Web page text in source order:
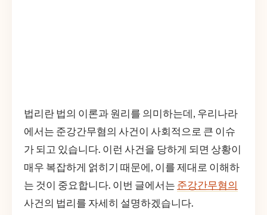
법리란 법의 이론과 원리를 의미하는데, 우리나라
에서는 준강간무혐의 사건이 사회적으로 큰 이슈
가 되고 있습니다. 이런 사건을 당하게 되면 상황이
매우 복잡하게 얽히기 때문에, 이를 제대로 이해하
는 것이 중요합니다. 이번 글에서는 준강간무혐의
사건의 법리를 자세히 설명하겠습니다.